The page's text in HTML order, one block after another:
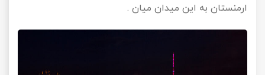
ارمنستان به این میدان میان .
تور اصفهان